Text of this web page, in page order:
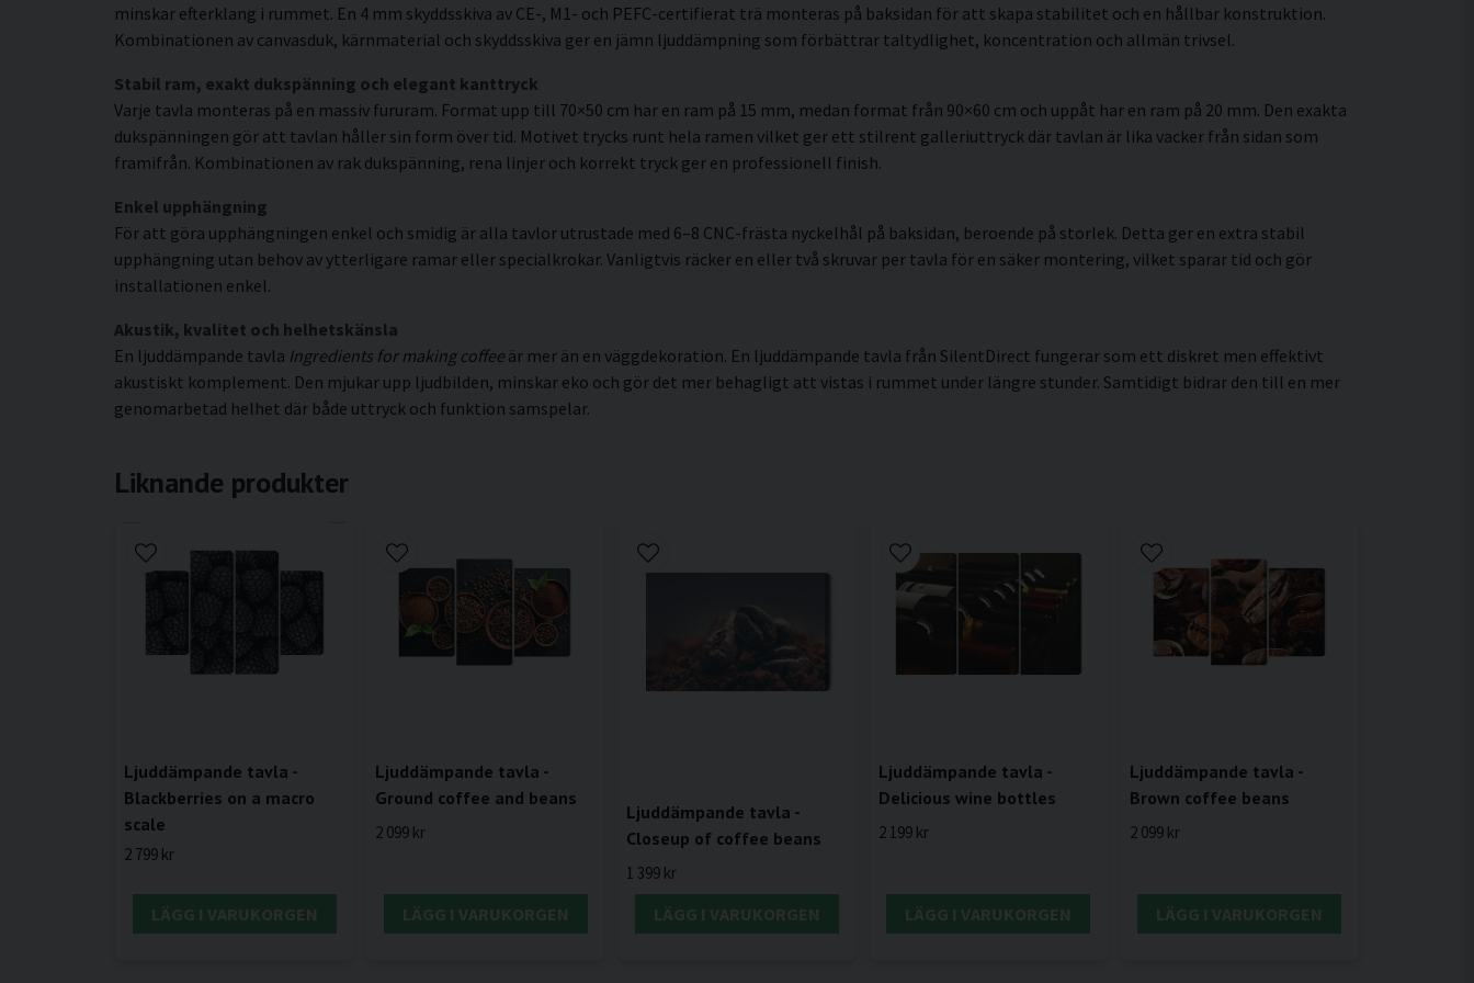
minskar efterklang i rummet. En 4 mm skyddsskiva av CE-, M1- och PEFC-certifierat trä monteras på baksidan för att skapa stabilitet och en hållbar konstruktion.
Kombinationen av canvasduk, kärnmaterial och skyddsskiva ger en jämn ljuddämpning som förbättrar taltydlighet, koncentration och allmän trivsel.
Stabil ram, exakt dukspänning och elegant kanttryck
Varje tavla monteras på en massiv fururam. Format upp till 70×50 cm har en ram på 15 mm, medan format från 90×60 cm och uppåt har en ram på 20 mm. Den exakta
dukspänningen gör att tavlan håller sin form över tid. Motivet trycks runt hela ramen vilket ger ett stilrent galleriuttryck där tavlan är lika vacker från sidan som
framifrån. Kombinationen av rak dukspänning, rena linjer och korrekt tryck ger en professionell finish.
Enkel upphängning
För att göra upphängningen enkel och smidig är alla tavlor utrustade med 6–8 CNC-frästa nyckelhål på baksidan, beroende på storlek. Detta ger en extra stabil
upphängning utan behov av ytterligare ramar eller specialkrokar. Vanligtvis räcker en eller två skruvar per tavla för en säker montering, vilket sparar tid och gör
installationen enkel.
Akustik, kvalitet och helhetskänsla
En ljuddämpande tavla Ingredients for making coffee är mer än en väggdekoration. En ljuddämpande tavla från SilentDirect fungerar som ett diskret men effektivt
akustiskt komplement. Den mjukar upp ljudbilden, minskar eko och gör det mer behagligt att vistas i rummet under längre stunder. Samtidigt bidrar den till en mer
genomarbetad helhet där både uttryck och funktion samspelar.
Liknande produkter
Ljuddämpande tavla -
Blackberries on a macro
scale
2 799 kr
LÄGG I VARUKORGEN
Ljuddämpande tavla -
Ground coffee and beans
2 099 kr
LÄGG I VARUKORGEN
Ljuddämpande tavla -
Closeup of coffee beans
1 399 kr
LÄGG I VARUKORGEN
Ljuddämpande tavla -
Delicious wine bottles
2 199 kr
LÄGG I VARUKORGEN
Ljuddämpande tavla -
Brown coffee beans
2 099 kr
LÄGG I VARUKORGEN